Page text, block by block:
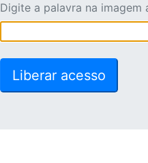
Digite a palavra na